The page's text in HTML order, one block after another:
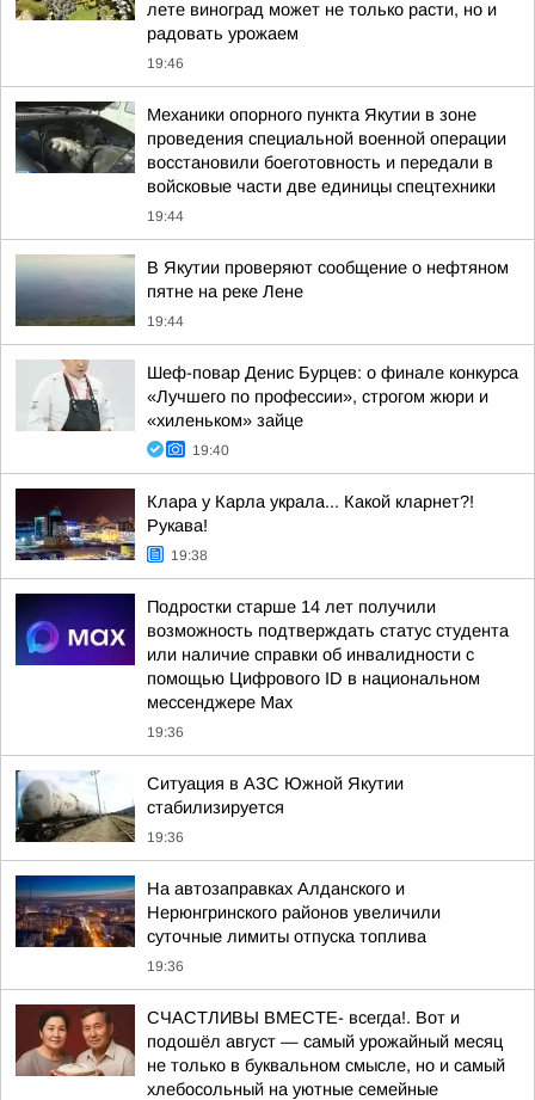
лете виноград может не только расти, но и
радовать урожаем
19:46
Механики опорного пункта Якутии в зоне
проведения специальной военной операции
восстановили боеготовность и передали в
войсковые части две единицы спецтехники
19:44
В Якутии проверяют сообщение о нефтяном
пятне на реке Лене
19:44
Шеф-повар Денис Бурцев: о финале конкурса
«Лучшего по профессии», строгом жюри и
«хиленьком» зайце
19:40
Клара у Карла украла... Какой кларнет?!
Рукава!
19:38
Подростки старше 14 лет получили
возможность подтверждать статус студента
или наличие справки об инвалидности с
помощью Цифрового ID в национальном
мессенджере Мах
19:36
Ситуация в АЗС Южной Якутии
стабилизируется
19:36
На автозаправках Алданского и
Нерюнгринского районов увеличили
суточные лимиты отпуска топлива
19:36
СЧАСТЛИВЫ ВМЕСТЕ- всегда!. Вот и
подошёл август — самый урожайный месяц
не только в буквальном смысле, но и самый
хлебосольный на уютные семейные